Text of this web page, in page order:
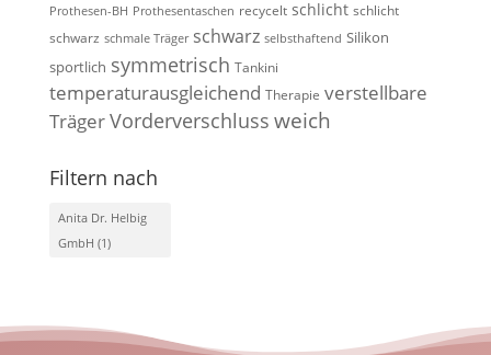
Prothesen-BH Prothesentaschen recycelt schlicht schlicht
schwarz schmale Träger schwarz selbsthaftend Silikon
sportlich symmetrisch Tankini
temperaturausgleichend Therapie verstellbare
TrägerVorderverschluss weich
Filtern nach
Anita Dr. Helbig
GmbH (1)